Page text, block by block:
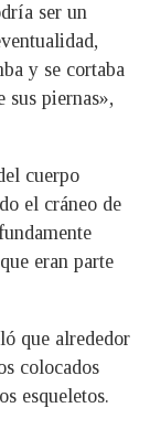
ser un
y se cortaba
sus piernas»,
cuerpo
el cráneo de
eran parte
que alrededor
colocados
esqueletos.